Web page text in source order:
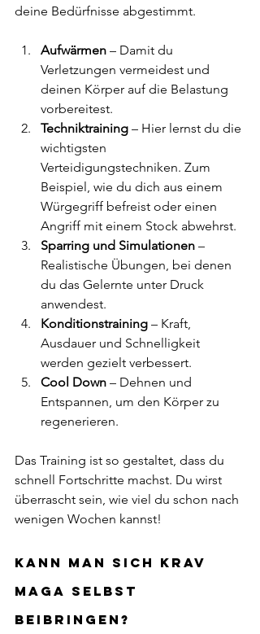
deine Bedürfnisse abgestimmt.
Aufwärmen – Damit du
Verletzungen vermeidest und
deinen Körper auf die Belastung
vorbereitest.
Techniktraining – Hier lernst du die
wichtigsten
Verteidigungstechniken. Zum
Beispiel, wie du dich aus einem
Würgegriff befreist oder einen
Angriff mit einem Stock abwehrst.
Sparring und Simulationen –
Realistische Übungen, bei denen
du das Gelernte unter Druck
anwendest.
Konditionstraining – Kraft,
Ausdauer und Schnelligkeit
werden gezielt verbessert.
Cool Down – Dehnen und
Entspannen, um den Körper zu
regenerieren.
Das Training ist so gestaltet, dass du
schnell Fortschritte machst. Du wirst
überrascht sein, wie viel du schon nach
wenigen Wochen kannst!
Kann man sich Krav
Maga selbst
beibringen?